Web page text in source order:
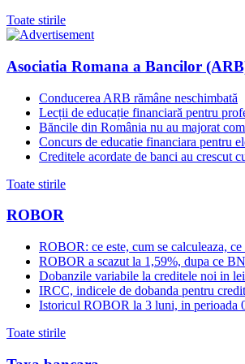
Toate stirile
Asociatia Romana a Bancilor
Conducerea ARB rămâne neschimbată
Lecții de educație financiară pentru
Băncile din România nu au majorat
Concurs de educatie financiara pentru
Creditele acordate de banci au crescut
Toate stirile
ROBOR
ROBOR: ce este, cum se calculeaza,
ROBOR a scazut la 1,59%, dupa ce
Dobanzile variabile la creditele noi in
IRCC, indicele de dobanda pentru
Istoricul ROBOR la 3 luni, in perioada
Toate stirile